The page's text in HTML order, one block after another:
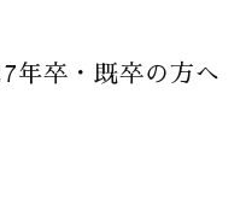
年卒・既卒の方へ